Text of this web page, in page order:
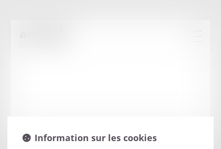
Information sur les cookies